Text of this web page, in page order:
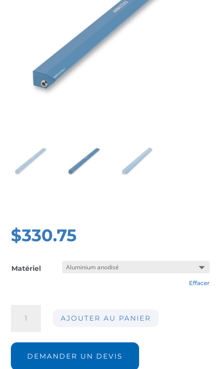
$330.75
Matériel
Effacer
d'air
AIRMASTERS+
03-
AJOUTER AU PANIER
DEMANDER UN DEVIS